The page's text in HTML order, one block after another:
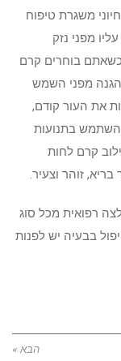
משגרת טיפוח
מפני נזק
בוחרים קרם
מפני השמש
את העור קודם,
בתנועות
קרם לחות
זוהר וצעיר.
רפואית מכל סוג
בבעיה יש לפנות
הבא »